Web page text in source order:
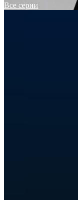
Все серии